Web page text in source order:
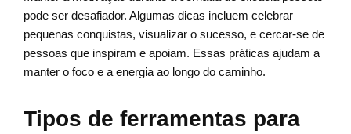
pode ser desafiador. Algumas dicas incluem celebrar
pequenas conquistas, visualizar o sucesso, e cercar-se de
pessoas que inspiram e apoiam. Essas práticas ajudam a
manter o foco e a energia ao longo do caminho.
Tipos de ferramentas para